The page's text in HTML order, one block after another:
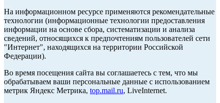
На информационном ресурсе применяются рекомендательные
технологии (информационные технологии предоставления
информации на основе сбора, систематизации и анализа
сведений, относящихся к предпочтениям пользователей сети
"Интернет", находящихся на территории Российской
Федерации).
Во время посещения сайта вы соглашаетесь с тем, что мы
обрабатываем ваши персональные данные с использованием
метрик Яндекс Метрика, top.mail.ru, LiveInternet.